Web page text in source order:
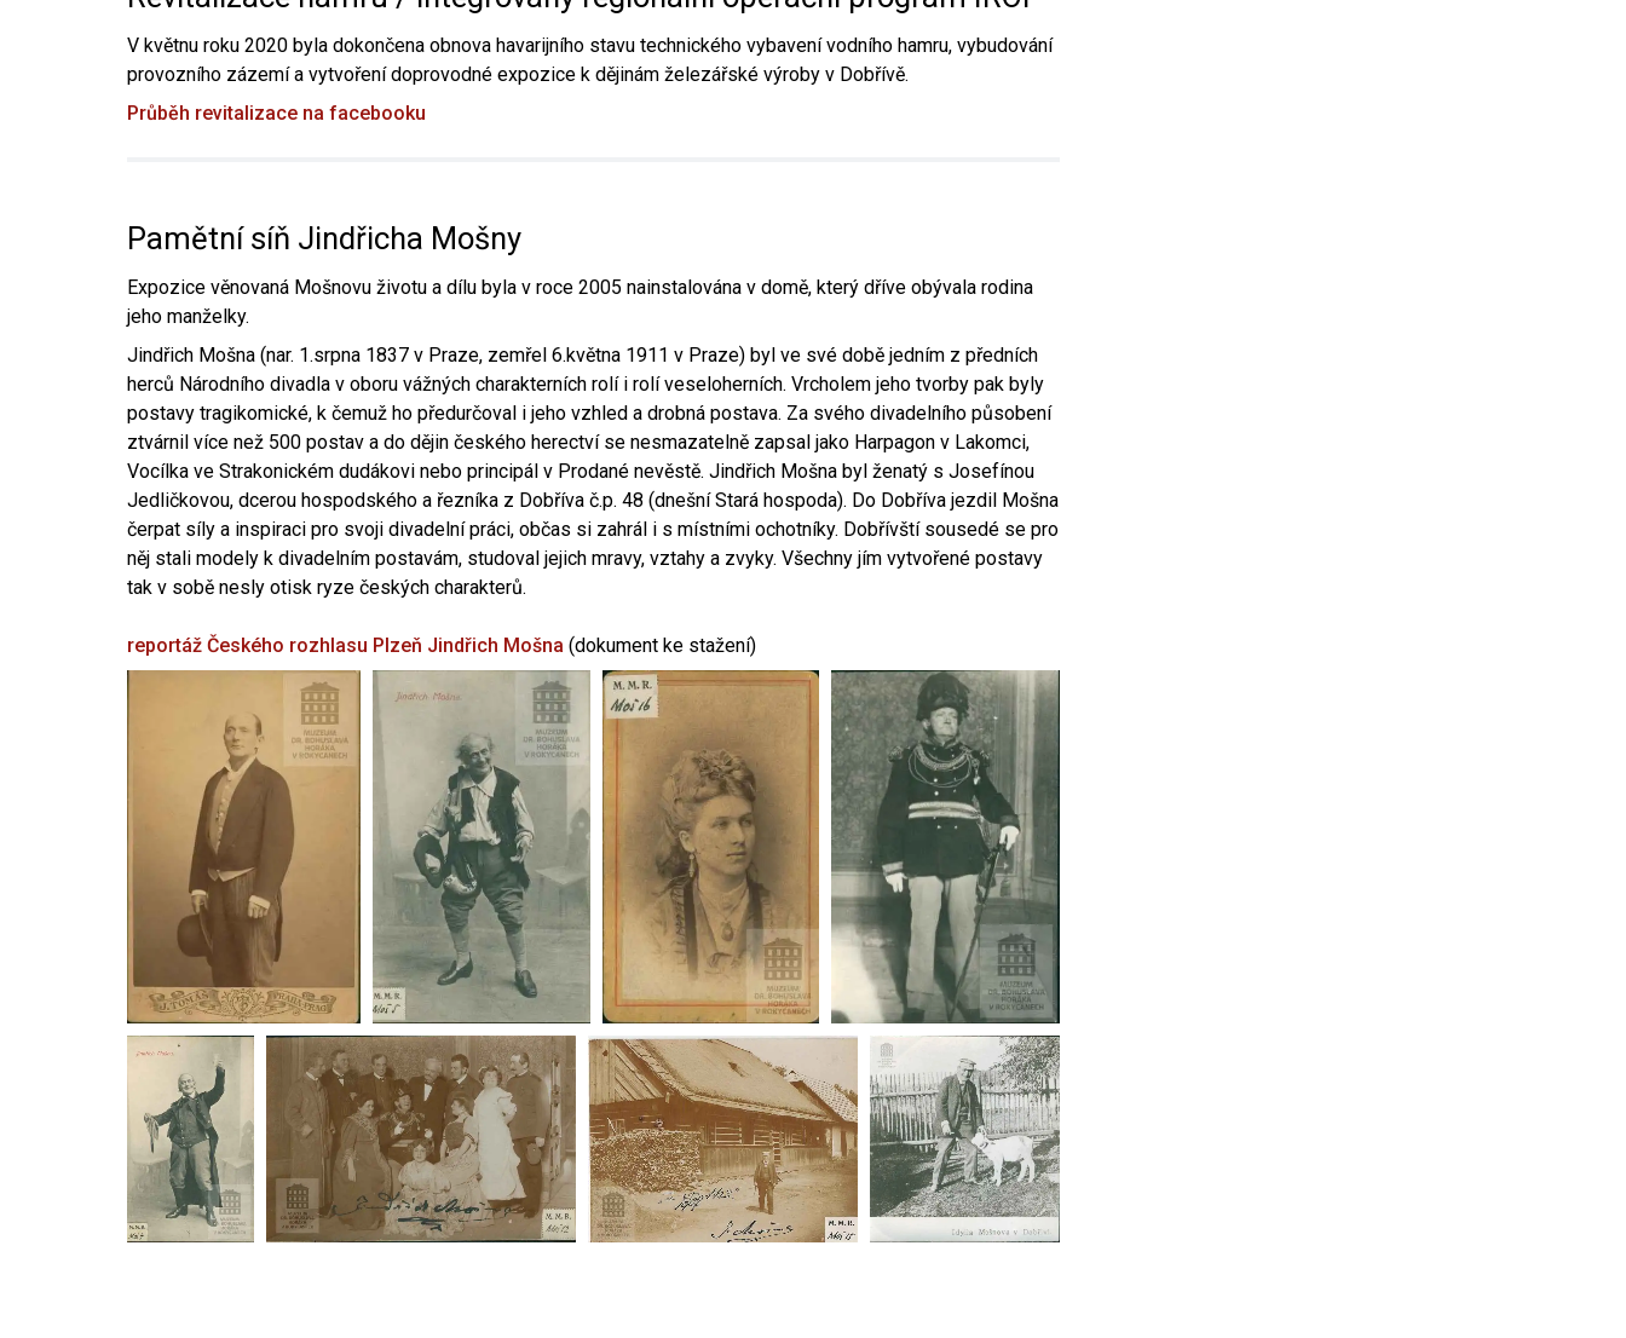
V květnu roku 2020 byla dokončena obnova havarijního stavu technického vybavení vodního hamru, vybudování
provozního zázemí a vytvoření doprovodné expozice k dějinám železářské výroby v Dobřívě.
Průběh revitalizace na facebooku
Pamětní síň Jindřicha Mošny
Expozice věnovaná Mošnovu životu a dílu byla v roce 2005 nainstalována v domě, který dříve obývala rodina
jeho manželky.
Jindřich Mošna (nar. 1.srpna 1837 v Praze, zemřel 6.května 1911 v Praze) byl ve své době jedním z předních
herců Národního divadla v oboru vážných charakterních rolí i rolí veseloherních. Vrcholem jeho tvorby pak byly
postavy tragikomické, k čemuž ho předurčoval i jeho vzhled a drobná postava. Za svého divadelního působení
ztvárnil více než 500 postav a do dějin českého herectví se nesmazatelně zapsal jako Harpagon v Lakomci,
Vocílka ve Strakonickém dudákovi nebo principál v Prodané nevěstě. Jindřich Mošna byl ženatý s Josefínou
Jedličkovou, dcerou hospodského a řezníka z Dobříva č.p. 48 (dnešní Stará hospoda). Do Dobříva jezdil Mošna
čerpat síly a inspiraci pro svoji divadelní práci, občas si zahrál i s místními ochotníky. Dobřívští sousedé se pro
něj stali modely k divadelním postavám, studoval jejich mravy, vztahy a zvyky. Všechny jím vytvořené postavy
tak v sobě nesly otisk ryze českých charakterů.
reportáž Českého rozhlasu Plzeň Jindřich Mošna (dokument ke stažení)